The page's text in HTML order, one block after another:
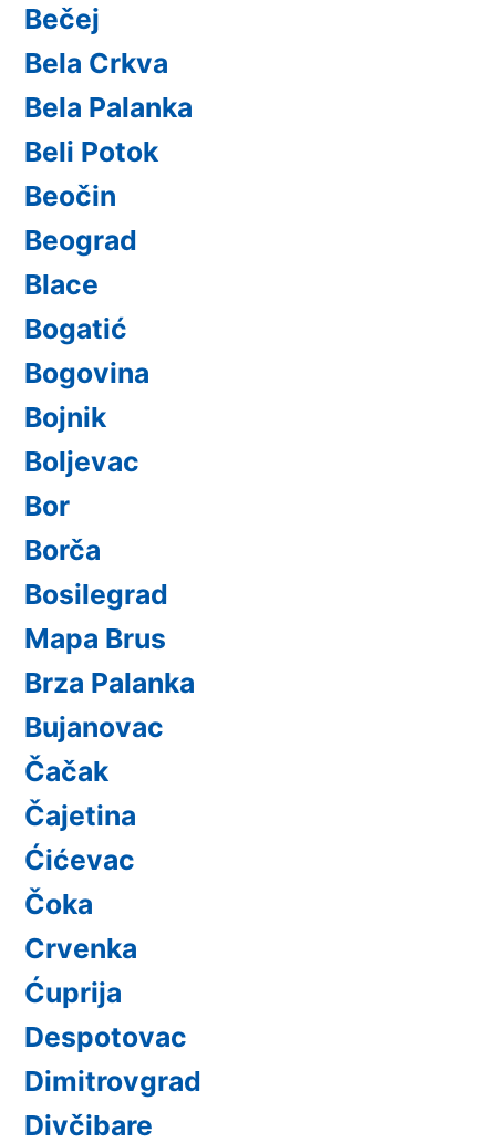
Bečej
Bela Crkva
Bela Palanka
Beli Potok
Beočin
Beograd
Blace
Bogatić
Bogovina
Bojnik
Boljevac
Bor
Borča
Bosilegrad
Mapa Brus
Brza Palanka
Bujanovac
Čačak
Čajetina
Ćićevac
Čoka
Crvenka
Ćuprija
Despotovac
Dimitrovgrad
Divčibare